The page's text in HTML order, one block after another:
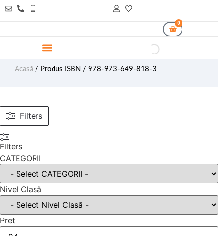
0
Acasă / Produs ISBN / 978-973-649-818-3
Filters
Filters
CATEGORII
Nivel Clasă
Pret